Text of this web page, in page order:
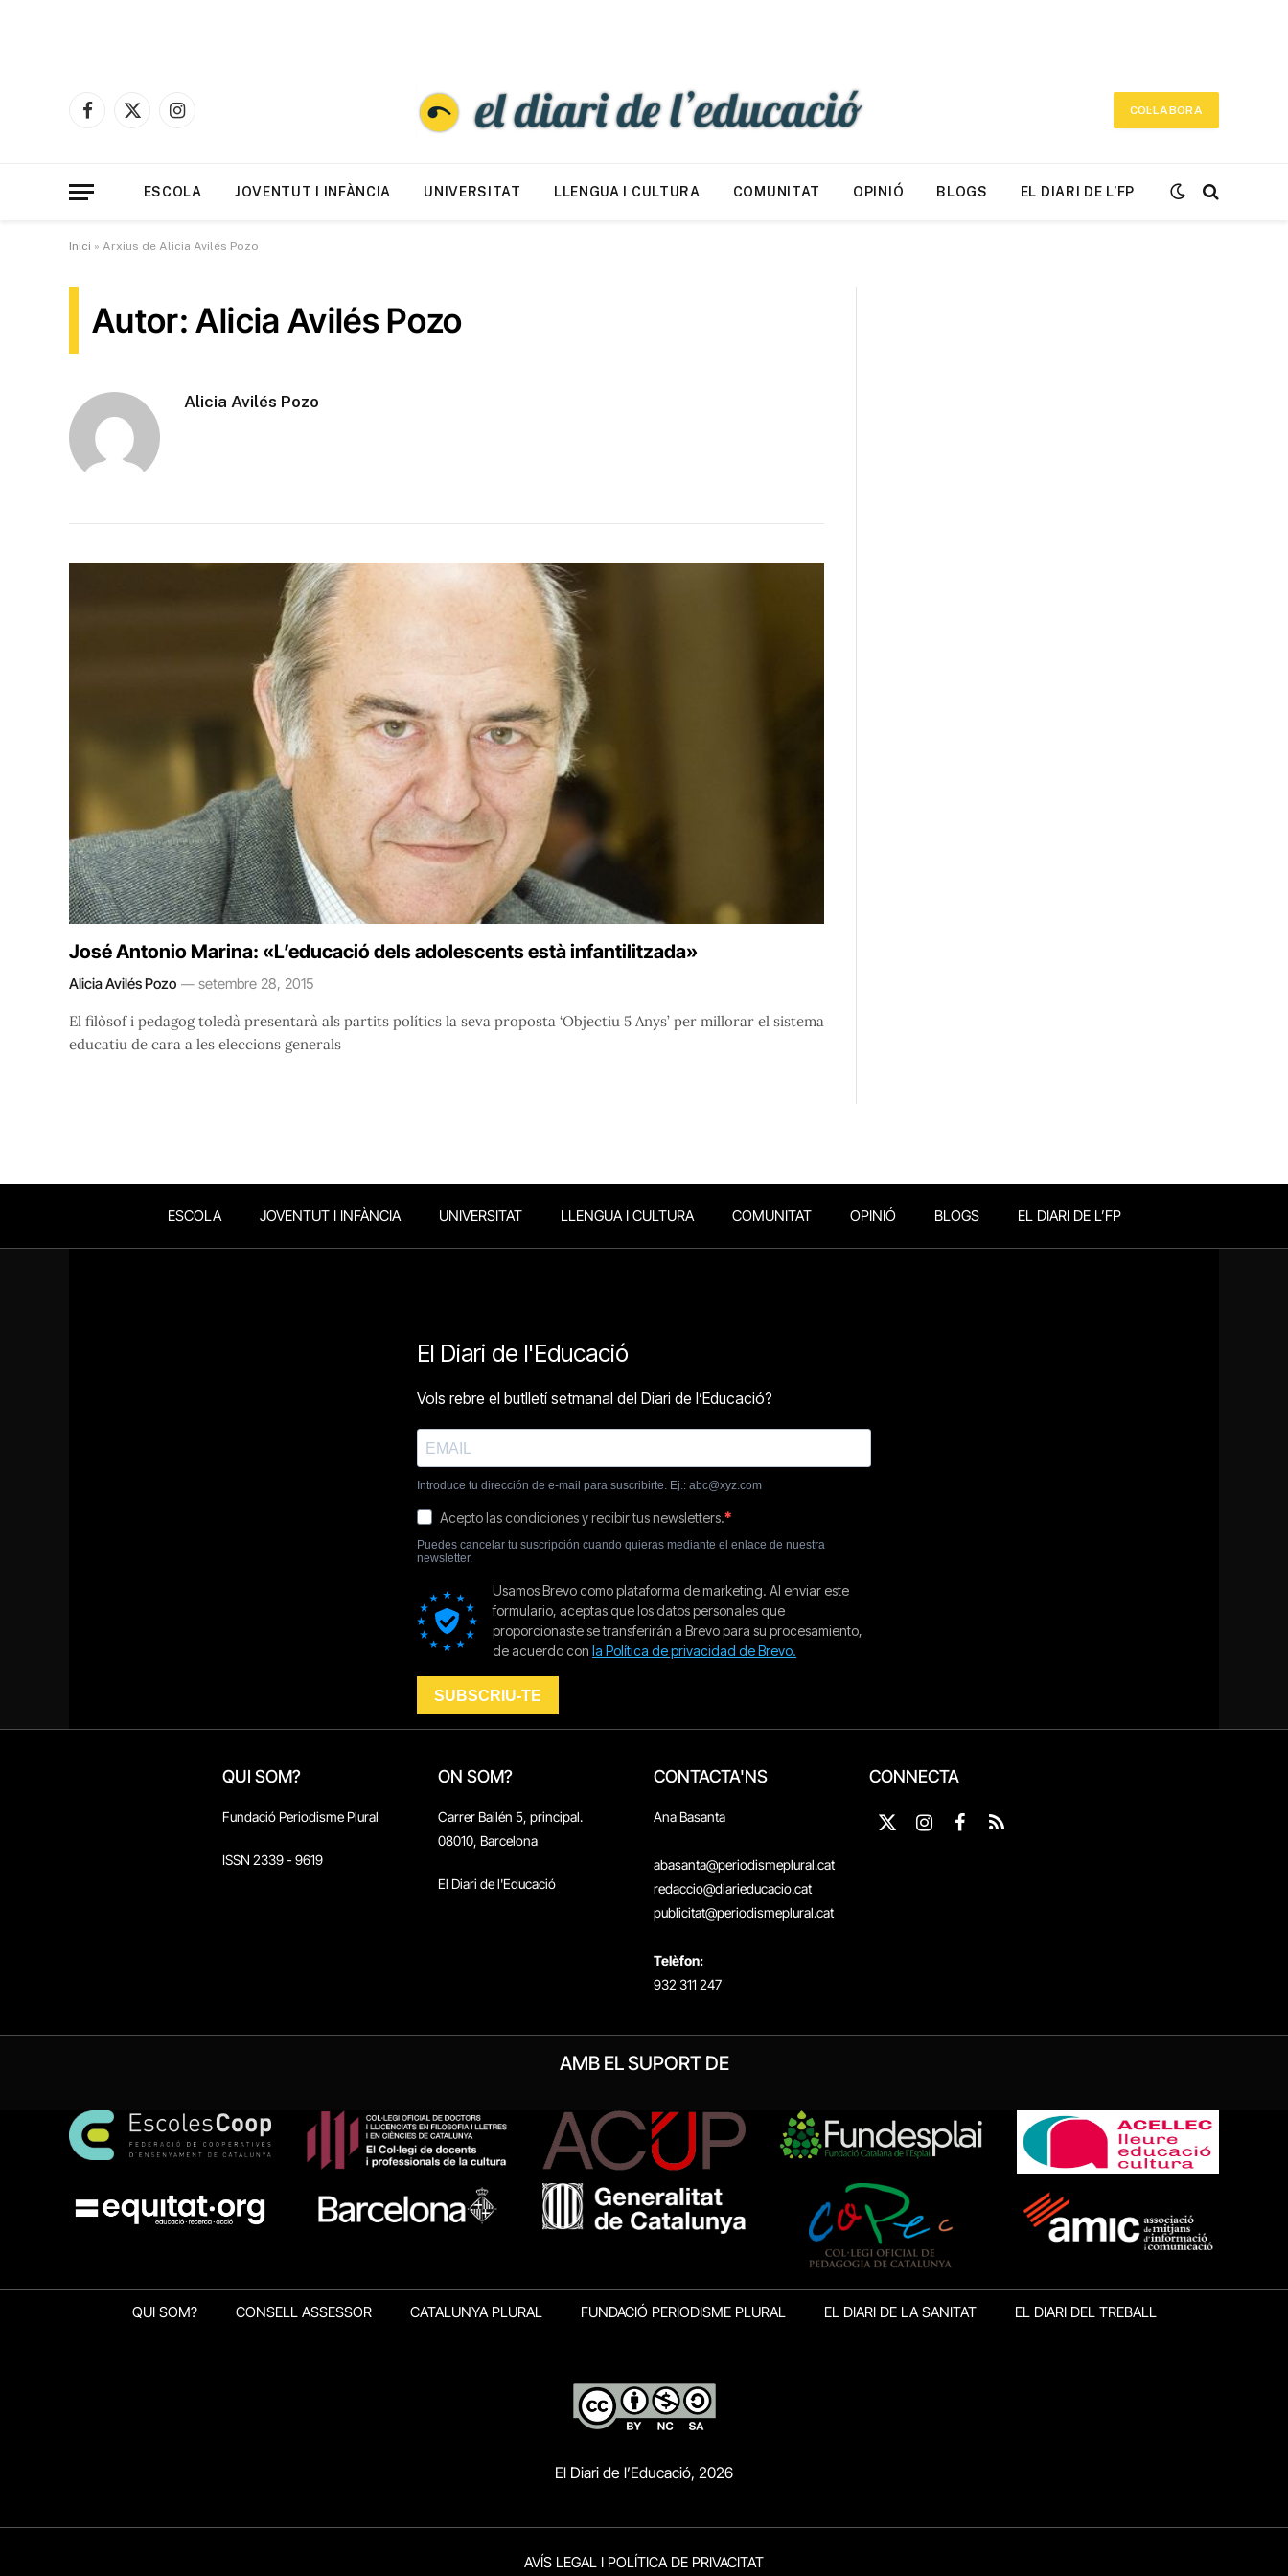
Facebook
X
Instagram
COL·LABORA
ESCOLA JOVENTUT I INFÀNCIA UNIVERSITAT LLENGUA I CULTURA COMUNITAT OPINIÓ BLOGS EL DIARI DE L’FP
Inici » Arxius de Alicia Avilés Pozo
Autor: Alicia Avilés Pozo
Alicia Avilés Pozo
José Antonio Marina: «L’educació dels adolescents està infantilitzada»
Alicia Avilés Pozo setembre 28, 2015
El filòsof i pedagog toledà presentarà als partits polítics la seva proposta ‘Objectiu 5 Anys’ per millorar el sistema
educatiu de cara a les eleccions generals
ESCOLA JOVENTUT I INFÀNCIA UNIVERSITAT LLENGUA I CULTURA COMUNITAT OPINIÓ BLOGS EL DIARI DE L’FP
QUI SOM?
Fundació Periodisme Plural
ISSN 2339 - 9619
ON SOM?
Carrer Bailén 5, principal.
08010, Barcelona
El Diari de l'Educació
CONTACTA'NS
Ana Basanta
abasanta@periodismeplural.cat
redaccio@diarieducacio.cat
publicitat@periodismeplural.cat
Telèfon:
932 311 247
CONNECTA
X
Instagram
Facebook
RSS
AMB EL SUPORT DE
QUI SOM? CONSELL ASSESSOR CATALUNYA PLURAL FUNDACIÓ PERIODISME PLURAL EL DIARI DE LA SANITAT EL DIARI DEL TREBALL
El Diari de l’Educació, 2026
AVÍS LEGAL I POLÍTICA DE PRIVACITAT